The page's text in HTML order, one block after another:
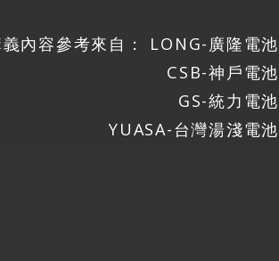
內容參考來自： LONG-廣隆電池
CSB-神戶電池
GS-統力電池
YUASA-台灣湯淺電池